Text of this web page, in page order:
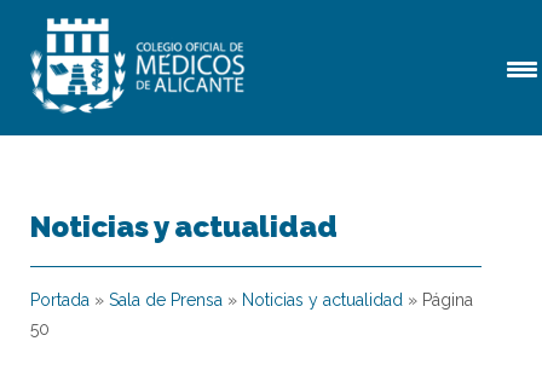
Noticias y actualidad
Portada » Sala de Prensa » Noticias y actualidad » Página
50